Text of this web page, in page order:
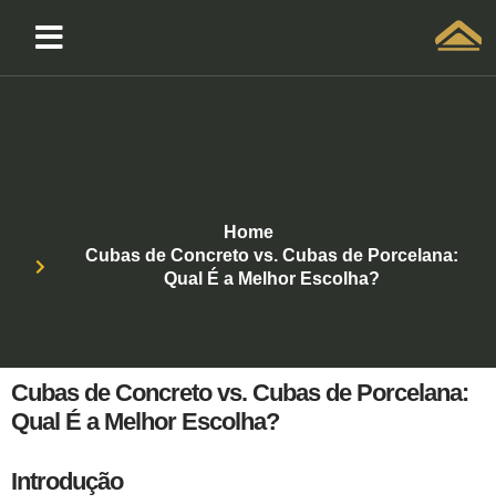
Home
Cubas de Concreto vs. Cubas de Porcelana:
Qual É a Melhor Escolha?
Cubas de Concreto vs. Cubas de Porcelana:
Qual É a Melhor Escolha?
Introdução